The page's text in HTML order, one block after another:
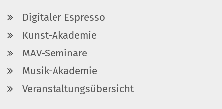
Digitaler Espresso
Kunst-Akademie
MAV-Seminare
Musik-Akademie
Veranstaltungsübersicht